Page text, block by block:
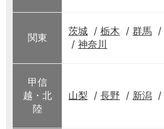
関東
茨城 栃木 群馬
神奈川
甲信
越・北
陸
山梨 長野 新潟